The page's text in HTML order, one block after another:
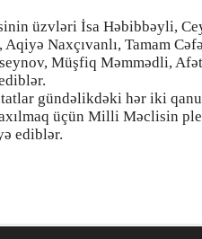
üzvləri İsa Həbibbəyli,
Naxçıvanlı, Tamam
Müşfiq Məmmədli,
gündəlikdəki hər iki
üçün Milli Məclisin
ediblər.